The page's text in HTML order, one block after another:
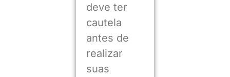
deve ter
cautela
antes de
realizar
suas